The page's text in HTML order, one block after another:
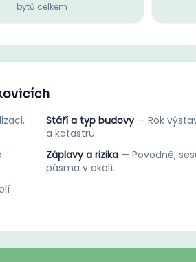
bytů celkem
Stáří a typ budovy — Rok
a katastru.
Záplavy a rizika — Povodně,
pásma v okolí.